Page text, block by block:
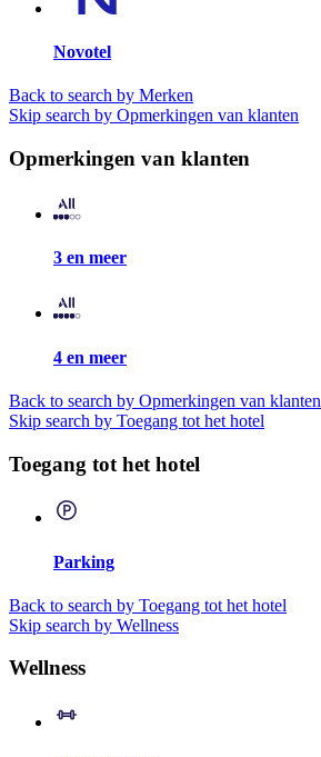
Novotel
Back to search by Merken
Skip search by Opmerkingen van klanten
Opmerkingen van klanten
3 en meer
4 en meer
Back to search by Opmerkingen van klanten
Skip search by Toegang tot het hotel
Toegang tot het hotel
Parking
Back to search by Toegang tot het hotel
Skip search by Wellness
Wellness